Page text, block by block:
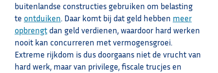
buitenlandse constructies gebruiken om belasting
te ontduiken. Daar komt bij dat geld hebben meer
opbrengt dan geld verdienen, waardoor hard werken
nooit kan concurreren met vermogensgroei.
Extreme rijkdom is dus doorgaans niet de vrucht van
hard werk, maar van privilege, fiscale trucjes en